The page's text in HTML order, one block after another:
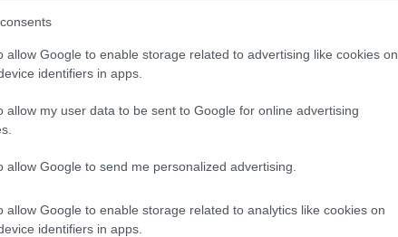
allow Google to enable storage related to advertising like cookies on
identifiers in apps.
allow my user data to be sent to Google for online advertising
allow Google to send me personalized advertising.
allow Google to enable storage related to analytics like cookies on
identifiers in apps.
néző.
színház folyamatosan fejlődik, kialakítottak
önálló kőszínház.